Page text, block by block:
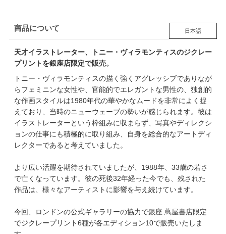
商品について 日本語
天才イラストレーター、トニー・ヴィラモンティスのジクレー
プリントを銀座店限定で販売。
トニー・ヴィラモンティスの描く強くアグレッシブでありなが
らフェミニンな女性や、官能的でエレガントな男性の、独創的
な作画スタイルは1980年代の華やかなムードを非常によく捉
えており、当時のニューウェーブの勢いが感じられます。彼は
イラストレーターという枠組みに収まらず、写真やディレクシ
ョンの仕事にも積極的に取り組み、自身を総合的なアートディ
レクターであると考えていました。
より広い活躍を期待されていましたが、1988年、33歳の若さ
で亡くなっています。彼の死後32年経った今でも、残された
作品は、様々なアーティストに影響を与え続けています。
今回、ロンドンの公式ギャラリーの協力で銀座 蔦屋書店限定
でジクレープリント6種が各エディション10で販売いたしま